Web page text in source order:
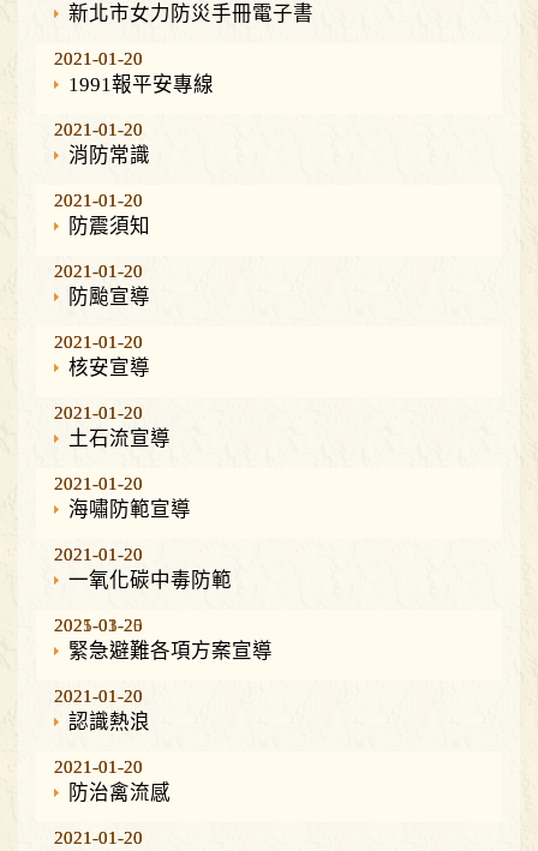
新北市女力防災手冊電子書
1991報平安專線
2021-01-20
2021-01-20
消防常識
2021-01-20
2021-01-20
防震須知
2021-01-20
2021-01-20
防颱宣導
2021-01-20
2021-01-20
核安宣導
2021-01-20
2021-01-20
土石流宣導
2021-01-20
2021-01-20
海嘯防範宣導
2021-01-20
2021-01-20
一氧化碳中毒防範
2021-01-20
2021-01-20
緊急避難各項方案宣導
2021-01-20
2025-03-25
認識熱浪
2021-01-20
2021-01-20
防治禽流感
2021-01-20
2021-01-20
2021-01-20
2021-01-20